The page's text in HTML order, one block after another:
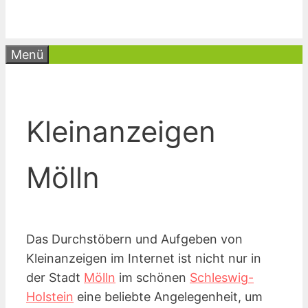
Menü
Kleinanzeigen
Mölln
Das Durchstöbern und Aufgeben von
Kleinanzeigen im Internet ist nicht nur in
der Stadt Mölln im schönen Schleswig-
Holstein eine beliebte Angelegenheit, um